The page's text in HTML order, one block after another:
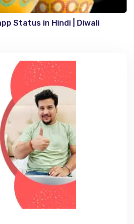
Status in Hindi | Diwali